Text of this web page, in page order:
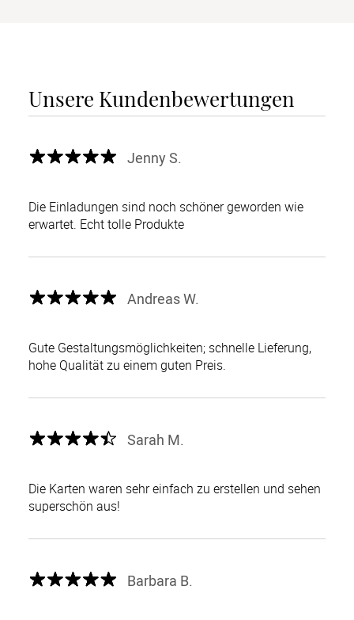
Unsere Kundenbewertungen
Jenny S.
Die Einladungen sind noch schöner geworden wie
erwartet. Echt tolle Produkte
Andreas W.
Gute Gestaltungsmöglichkeiten; schnelle Lieferung,
hohe Qualität zu einem guten Preis.
Sarah M.
Die Karten waren sehr einfach zu erstellen und sehen
superschön aus!
Barbara B.